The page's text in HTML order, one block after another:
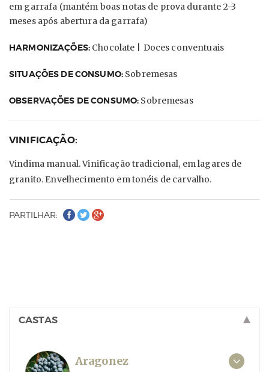
em garrafa (mantém boas notas de prova durante 2-3
meses após abertura da garrafa)
HARMONIZAÇÕES: Chocolate | Doces conventuais
SITUAÇÕES DE CONSUMO: Sobremesas
OBSERVAÇÕES DE CONSUMO: Sobremesas
VINIFICAÇÃO:
Vindima manual. Vinificação tradicional, em lagares de
granito. Envelhecimento em tonéis de carvalho.
PARTILHAR:
CASTAS
Aragonez